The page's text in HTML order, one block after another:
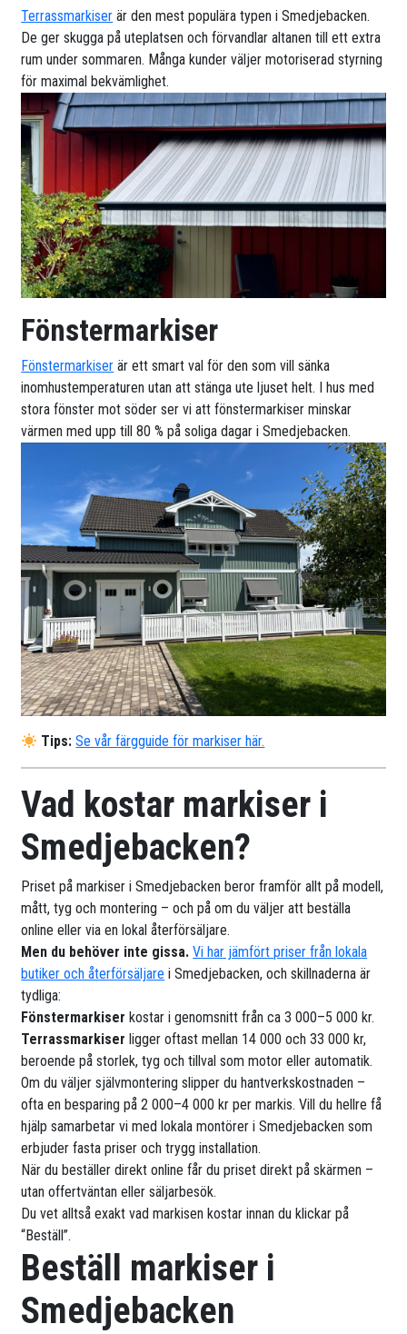
Terrassmarkiser är den mest populära typen i Smedjebacken.
De ger skugga på uteplatsen och förvandlar altanen till ett extra
rum under sommaren. Många kunder väljer motoriserad styrning
för maximal bekvämlighet.
Fönstermarkiser
Fönstermarkiser är ett smart val för den som vill sänka
inomhustemperaturen utan att stänga ute ljuset helt. I hus med
stora fönster mot söder ser vi att fönstermarkiser minskar
värmen med upp till 80 % på soliga dagar i Smedjebacken.
Tips: Se vår färgguide för markiser här.
Vad kostar markiser i
Smedjebacken?
Priset på markiser i Smedjebacken beror framför allt på modell,
mått, tyg och montering – och på om du väljer att beställa
online eller via en lokal återförsäljare.
Men du behöver inte gissa.Vi har jämfört priser från lokala
butiker och återförsäljare i Smedjebacken, och skillnaderna är
tydliga:
Fönstermarkiser kostar i genomsnitt från ca 3 000–5 000 kr.
Terrassmarkiser ligger oftast mellan 14 000 och 33 000 kr,
beroende på storlek, tyg och tillval som motor eller automatik.
Om du väljer självmontering slipper du hantverkskostnaden –
ofta en besparing på 2 000–4 000 kr per markis. Vill du hellre få
hjälp samarbetar vi med lokala montörer i Smedjebacken som
erbjuder fasta priser och trygg installation.
När du beställer direkt online får du priset direkt på skärmen –
utan offertväntan eller säljarbesök.
Du vet alltså exakt vad markisen kostar innan du klickar på
“Beställ”.
Beställ markiser i
Smedjebacken